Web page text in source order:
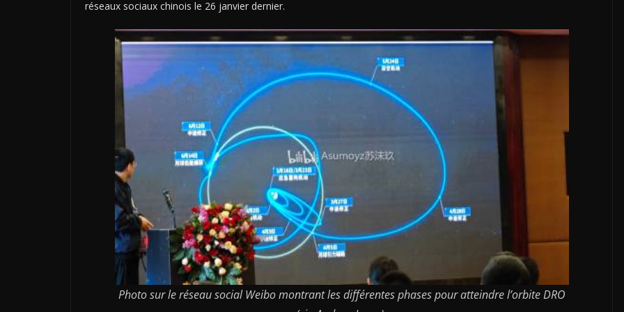
réseaux sociaux chinois le 26 janvier dernier.
Photo sur le réseau social Weibo montrant les différentes phases pour atteindre l’orbite DRO